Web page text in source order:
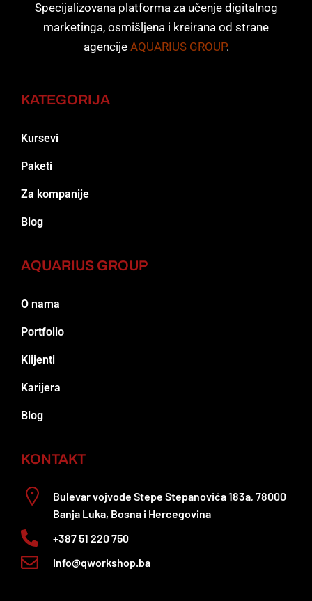
Specijalizovana platforma za učenje digitalnog
marketinga, osmišljena i kreirana od strane
agencije AQUARIUS GROUP.
KATEGORIJA
Kursevi
Paketi
Za kompanije
Blog
AQUARIUS GROUP
O nama
Portfolio
Klijenti
Karijera
Blog
KONTAKT
Bulevar vojvode Stepe Stepanovića 183a, 78000
Banja Luka, Bosna i Hercegovina
+387 51 220 750
info@qworkshop.ba